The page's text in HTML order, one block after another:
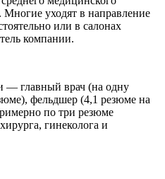
Многие уходят в направление
или в салонах
компании.
— главный врач (на одну
фельдшер (4,1 резюме на
по три резюме
гинеколога и